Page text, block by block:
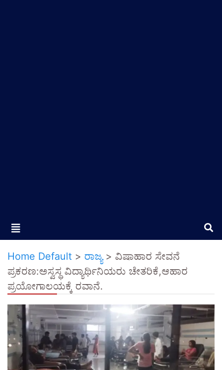
Home Default > ರಾಜ್ಯ> ವಿಷಾಹಾರ ಸೇವನೆ
ಪ್ರಕರಣ:ಅಸ್ವಸ್ಥ ವಿದ್ಯಾರ್ಥಿನಿಯರು ಚೇತರಿಕೆ,ಆಹಾರ
ಪ್ರಯೋಗಾಲಯಕ್ಕೆ ರವಾನೆ.